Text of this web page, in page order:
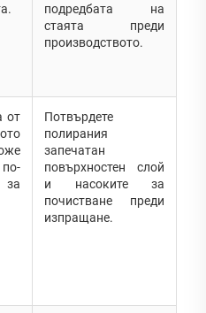
подредбата на
стаята преди
производството.
от
Потвърдете
полирания
запечатан
повърхностен слой
и насоките за
почистване преди
изпращане.